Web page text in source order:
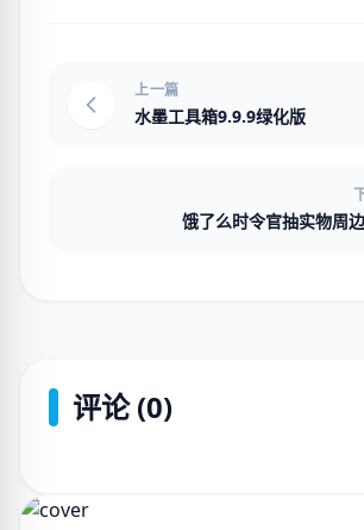
上一篇
水墨工具箱9.9.9绿化版
饿了么时令官抽实物周
评论 (0)